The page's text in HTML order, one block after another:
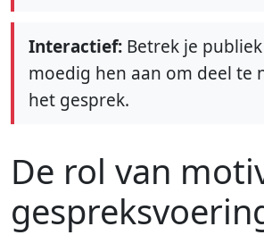
Interactief: Betrek je
moedig hen aan om deel te
het gesprek.
De rol van